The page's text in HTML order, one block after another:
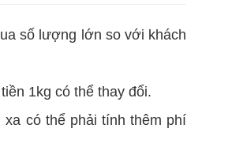
số lượng lớn so với khách
1kg có thể thay đổi.
có thể phải tính thêm phí